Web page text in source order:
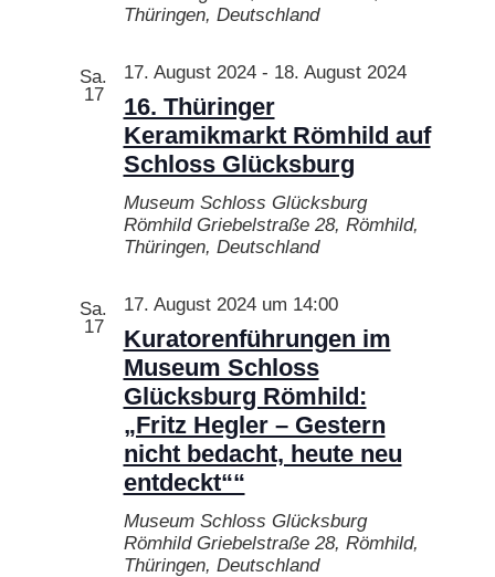
Thüringen, Deutschland
Sa.
17
16. Thüringer
Keramikmarkt Römhild auf
Schloss Glücksburg
17. August 2024- 18. August 2024
Museum Schloss Glücksburg
Römhild Griebelstraße 28, Römhild,
Thüringen, Deutschland
Sa.
17
Kuratorenführungen im
Museum Schloss
Glücksburg Römhild:
„Fritz Hegler – Gestern
nicht bedacht, heute neu
entdeckt““
17. August 2024 um 14:00
Museum Schloss Glücksburg
Römhild Griebelstraße 28, Römhild,
Thüringen, Deutschland